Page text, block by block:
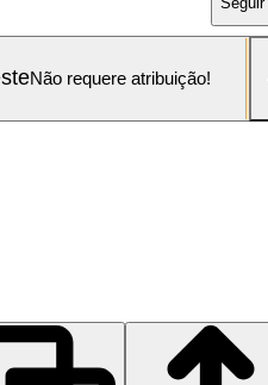
Não requere atribuição!